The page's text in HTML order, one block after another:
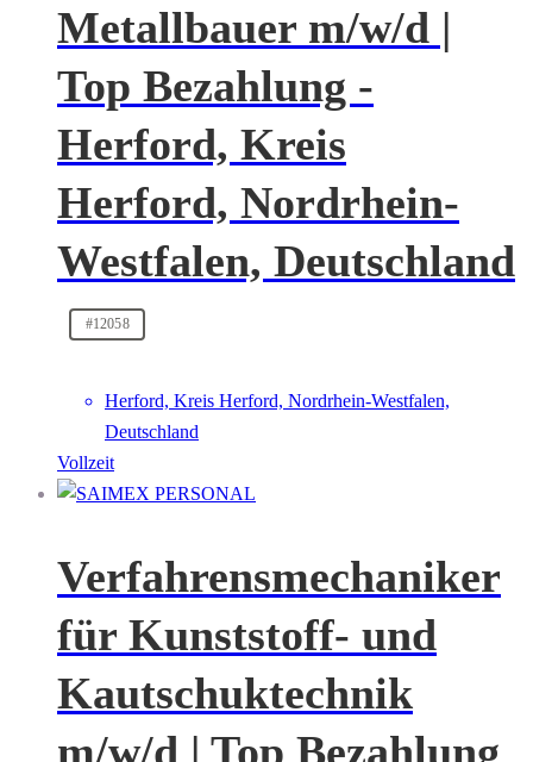
Metallbauer m/w/d |
Top Bezahlung -
Herford, Kreis
Herford, Nordrhein-
Westfalen, Deutschland
#12058
Herford, Kreis Herford, Nordrhein-Westfalen,
Deutschland
Vollzeit
Verfahrensmechaniker
für Kunststoff- und
Kautschuktechnik
m/w/d | Top Bezahlung